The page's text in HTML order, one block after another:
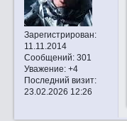
Зарегистрирован:
11.11.2014
Сообщений:301
Уважение: +4
Последний визит:
23.02.2026 12:26